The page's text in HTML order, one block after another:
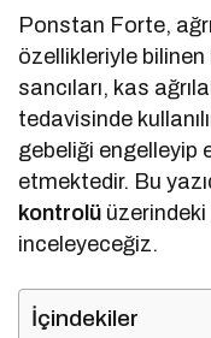
Ponstan Forte,
özellikleriyle bilinen
sancıları, kas
tedavisinde
gebeliği engelleyip
etmektedir. Bu
kontrolü üzerindeki
inceleyeceğiz.
İçindekiler